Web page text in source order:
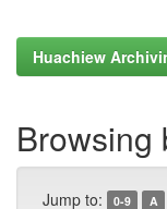
Huachiew
Browsing
Jump to: 0-9 A